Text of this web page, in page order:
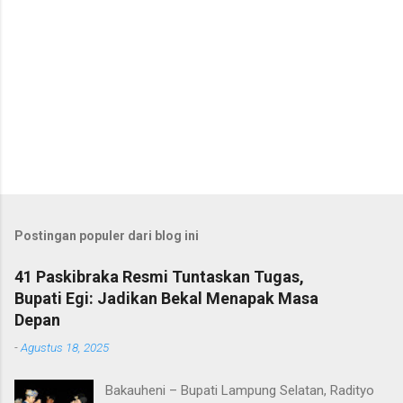
Postingan populer dari blog ini
41 Paskibraka Resmi Tuntaskan Tugas,
Bupati Egi: Jadikan Bekal Menapak Masa
Depan
-Agustus 18, 2025
Bakauheni – Bupati Lampung Selatan, Radityo